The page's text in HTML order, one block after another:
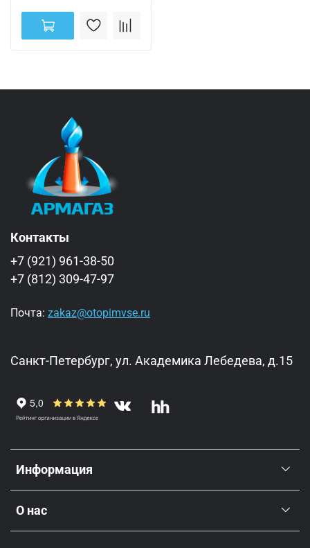
Информация
О нас
Контакты
+7 (921) 961-38-50
+7 (812) 309-47-97
Почта: zakaz@otopimvse.ru
Санкт-Петербург, ул. Академика Лебедева, д.15